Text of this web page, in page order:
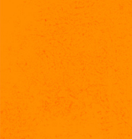
Skip to main content